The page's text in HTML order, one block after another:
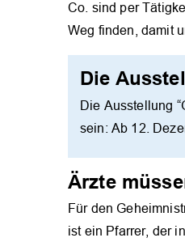
Co. sind per
Weg finden, damit
Die
Die Ausstellung
sein: Ab 12.
Ärzte
Für den
ist ein Pfarrer, der